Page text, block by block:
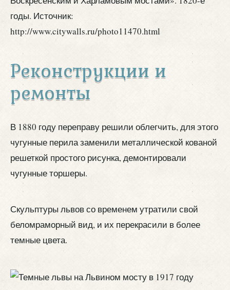
Реконструкции и
ремонты
В 1880 году переправу решили облегчить, для этого
чугунные перила заменили металлической кованой
решеткой простого рисунка, демонтировали
чугунные торшеры.
Скульптуры львов со временем утратили свой
беломраморный вид, и их перекрасили в более
темные цвета.